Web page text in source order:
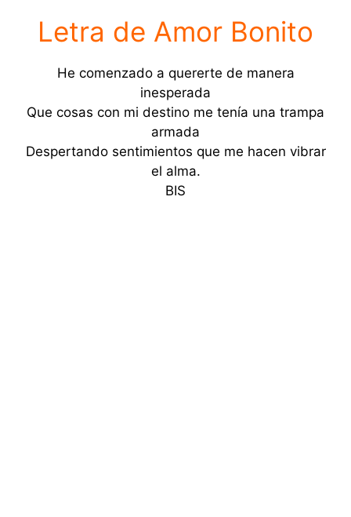
Letra de Amor Bonito
He comenzado a quererte de manera
inesperada
Que cosas con mi destino me tenía una trampa
armada
Despertando sentimientos que me hacen vibrar
el alma.
BIS